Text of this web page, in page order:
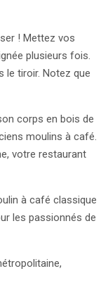
! Mettez vos
plusieurs fois.
le tiroir. Notez que
corps en bois de
moulins à café.
votre restaurant
à café classique
les passionnés de